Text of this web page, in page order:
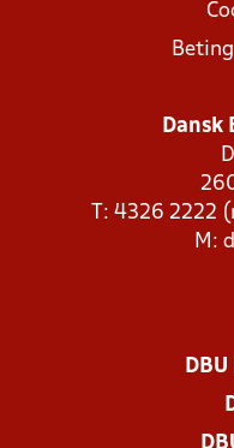
Dansk
T: 4326 2222
M: